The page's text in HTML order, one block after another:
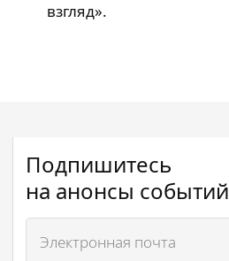
взгляд».
Подпишитесь
на анонсы событий